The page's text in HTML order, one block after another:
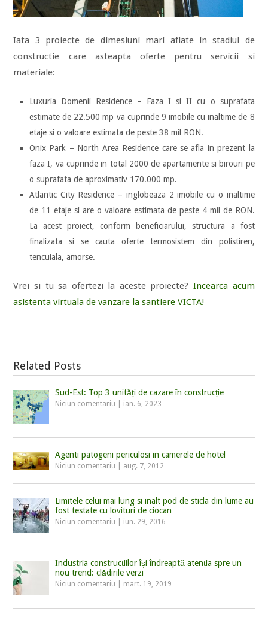
Iata 3 proiecte de dimesiuni mari aflate in stadiul de
constructie care asteapta oferte pentru servicii si
materiale:
Luxuria Domenii Residence – Faza I si II cu o suprafata
estimate de 22.500 mp va cuprinde 9 imobile cu inaltime de 8
etaje si o valoare estimata de peste 38 mil RON.
Onix Park – North Area Residence care se afla in prezent la
faza I, va cuprinde in total 2000 de apartamente si birouri pe
o suprafata de aproximativ 170.000 mp.
Atlantic City Residence – inglobeaza 2 imobile cu o inaltime
de 11 etaje si are o valoare estimata de peste 4 mil de RON.
La acest proiect, conform beneficiarului, structura a fost
finalizata si se cauta oferte termosistem din polistiren,
tencuiala, amorse.
Vrei si tu sa ofertezi la aceste proiecte?Incearca acum
asistenta virtuala de vanzare la santiere VICTA!
Related Posts
Sud-Est: Top 3 unități de cazare în construcție
Niciun comentariu ian. 6, 2023
Agenti patogeni periculosi in camerele de hotel
Niciun comentariu aug. 7, 2012
Limitele celui mai lung si inalt pod de sticla din lume au
fost testate cu lovituri de ciocan
Niciun comentariu iun. 29, 2016
Industria construcțiilor își îndreaptă atenția spre un
nou trend: clădirile verzi
Niciun comentariu mart. 19, 2019